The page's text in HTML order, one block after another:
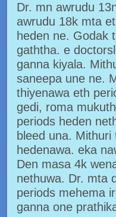
Dr. mn awrudu
awrudu 18k mta
heden ne. Godak
gaththa. e
ganna kiyala.
saneepa une ne.
thiyenawa eth
gedi, roma
periods heden
bleed una.
hedenawa. eka
Den masa 4k
nethuwa. Dr. mta
periods mehema
ganna one